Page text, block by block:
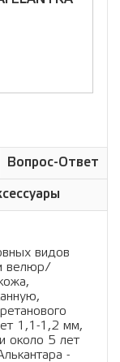
Вопрос-Ответ
видов
велюр/
1,1-1,2 мм,
около 5 лет
-